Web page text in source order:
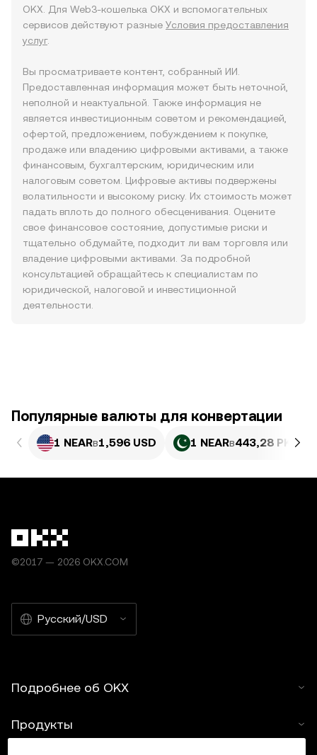
OKX. Для Web3-кошелька OKX и вспомогательных
сервисов действуют разные Условия предоставления
услуг.
Вы просматриваете контент, собранный ИИ.
Предоставленная информация может быть неточной,
неполной и неактуальной. Также информация не
является инвестиционным советом и рекомендацией,
офертой, предложением, побуждением к покупке,
продаже или владению цифровыми активами, а также
финансовым, бухгалтерским, юридическим или
налоговым советом. Цифровые активы подвержены
волатильности и высокому риску. Их стоимость может
падать вплоть до полного обесценивания. Оцените
свое финансовое состояние, допустимые риски и
тщательно обдумайте, подходит ли вам торговля или
владение цифровыми активами. За подробной
консультацией обращайтесь к специалистам по
юридической, налоговой и инвестиционной
деятельности.
Популярные валюты для конвертации
1 NEARв1,596 USD 1 NEARв443,28 PKR
©2017 — 2026 OKX.COM
Русский/USD
Подробнее об OKX
Продукты